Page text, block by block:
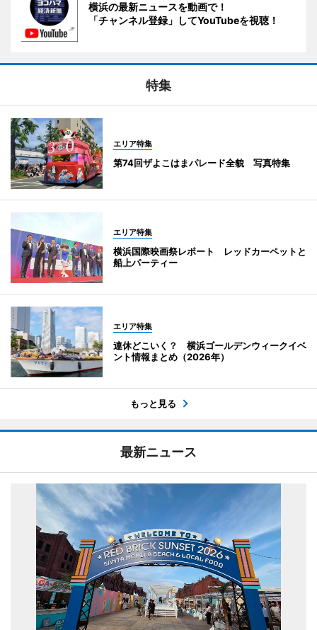
横浜の最新ニュースを動画で！
「チャンネル登録」してYouTubeを視聴！
特集
エリア特集
第74回ザよこはまパレード全貌 写真特集
エリア特集
横浜国際映画祭レポート レッドカーペットと
船上パーティー
エリア特集
連休どこいく？ 横浜ゴールデンウィークイベ
ント情報まとめ（2026年）
もっと見る
最新ニュース